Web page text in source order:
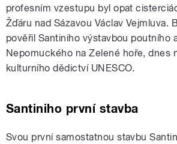
profesním vzestupu byl opat
Žďáru nad Sázavou Václav Vejmluva.
pověřil Santiniho výstavbou poutního
Nepomuckého na Zelené hoře, dnes
kulturního dědictví UNESCO.
Santiniho první stavba
Svou první samostatnou stavbu